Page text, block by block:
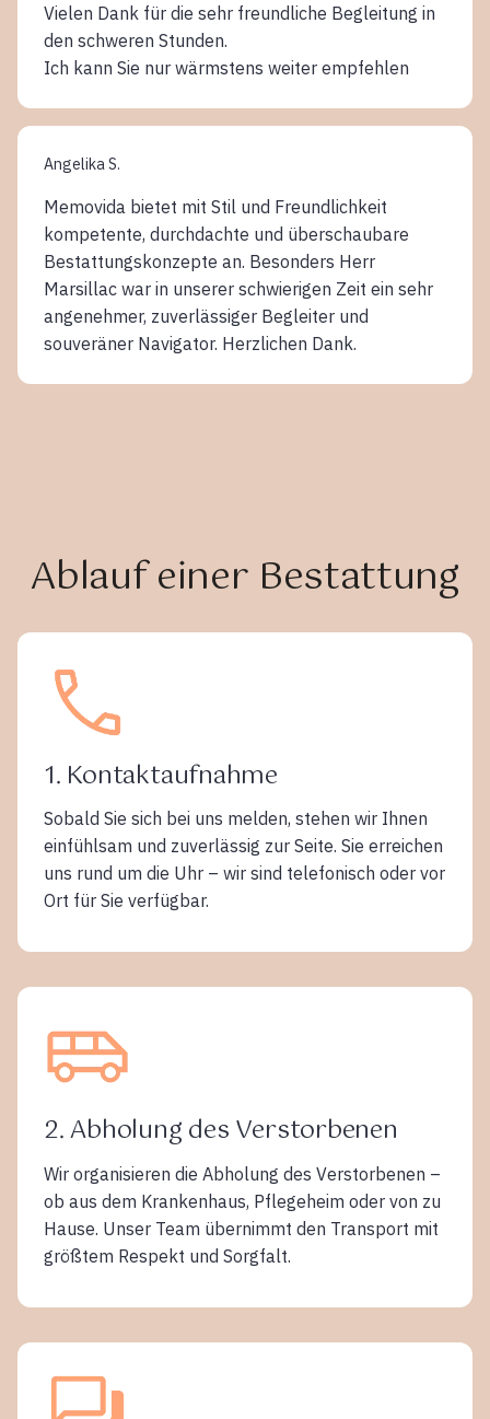
Vielen Dank für die sehr freundliche Begleitung in
den schweren Stunden.
Ich kann Sie nur wärmstens weiter empfehlen
Angelika S.
Memovida bietet mit Stil und Freundlichkeit
kompetente, durchdachte und überschaubare
Bestattungskonzepte an. Besonders Herr
Marsillac war in unserer schwierigen Zeit ein sehr
angenehmer, zuverlässiger Begleiter und
souveräner Navigator. Herzlichen Dank.
Ablauf einer Bestattung
1. Kontaktaufnahme
Sobald Sie sich bei uns melden, stehen wir Ihnen
einfühlsam und zuverlässig zur Seite. Sie erreichen
uns rund um die Uhr – wir sind telefonisch oder vor
Ort für Sie verfügbar.
2. Abholung des Verstorbenen
Wir organisieren die Abholung des Verstorbenen –
ob aus dem Krankenhaus, Pflegeheim oder von zu
Hause. Unser Team übernimmt den Transport mit
größtem Respekt und Sorgfalt.